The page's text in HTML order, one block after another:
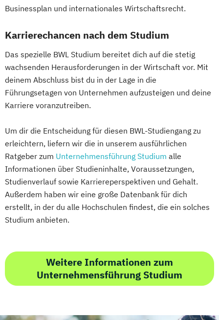
Businessplan und internationales Wirtschaftsrecht.
Karrierechancen nach dem Studium
Das spezielle BWL Studium bereitet dich auf die stetig
wachsenden Herausforderungen in der Wirtschaft vor. Mit
deinem Abschluss bist du in der Lage in die
Führungsetagen von Unternehmen aufzusteigen und deine
Karriere voranzutreiben.
Um dir die Entscheidung für diesen BWL-Studiengang zu
erleichtern, liefern wir die in unserem ausführlichen
Ratgeber zum Unternehmensführung Studium alle
Informationen über Studieninhalte, Voraussetzungen,
Studienverlauf sowie Karriereperspektiven und Gehalt.
Außerdem haben wir eine große Datenbank für dich
erstellt, in der du alle Hochschulen findest, die ein solches
Studium anbieten.
Weitere Informationen zum
Unternehmensführung Studium